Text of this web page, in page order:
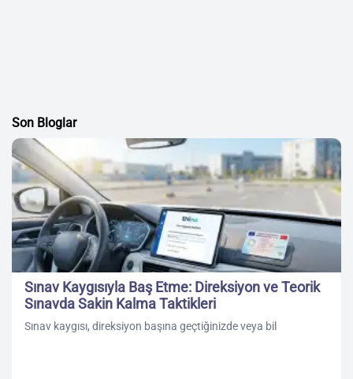
Son Bloglar
Sınav Kaygısıyla Baş Etme: Direksiyon ve Teorik
Sınavda Sakin Kalma Taktikleri
Sınav kaygısı, direksiyon başına geçtiğinizde veya bil